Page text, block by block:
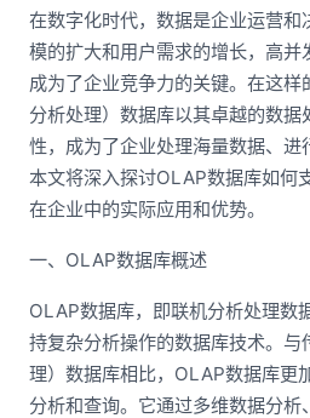
在数字化时代，数据是企业运营和
模的扩大和用户需求的增长，高并
成为了企业竞争力的关键。在这
分析处理）数据库以其卓越的数
性，成为了企业处理海量数据、进
本文将深入探讨OLAP数据库如何
在企业中的实际应用和优势。
一、OLAP数据库概述
OLAP数据库，即联机分析处理数
持复杂分析操作的数据库技术。
理）数据库相比，OLAP数据库更
分析和查询。它通过多维数据分